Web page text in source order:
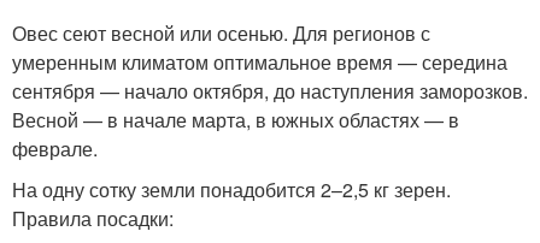
Овес сеют весной или осенью. Для регионов с
умеренным климатом оптимальное время — середина
сентября — начало октября, до наступления заморозков.
Весной — в начале марта, в южных областях — в
феврале.
На одну сотку земли понадобится 2–2,5 кг зерен.
Правила посадки: